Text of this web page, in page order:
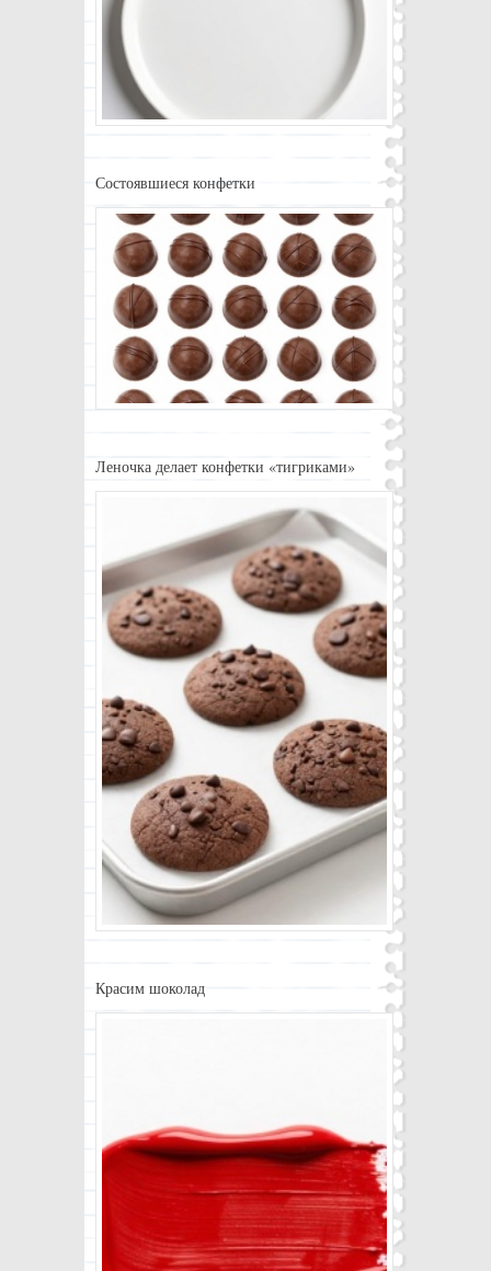
Состоявшиеся конфетки
Леночка делает конфетки «тигриками»
Красим шоколад